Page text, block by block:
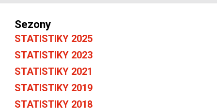
Sezony
STATISTIKY 2025
STATISTIKY 2023
STATISTIKY 2021
STATISTIKY 2019
STATISTIKY 2018